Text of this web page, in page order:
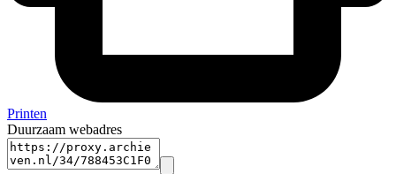
Printen
Duurzaam webadres